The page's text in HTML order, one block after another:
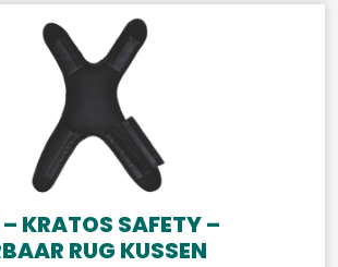
KRATOS SAFETY –
RUG KUSSEN